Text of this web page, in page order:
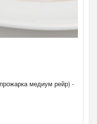
медиум рейр) -